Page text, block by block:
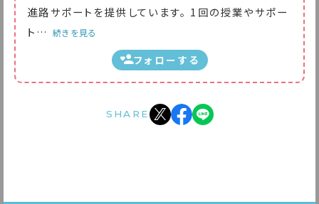
フォローする
進路サポートを提供しています。 1回の授業やサポー
ト…続きを見る
SHARE